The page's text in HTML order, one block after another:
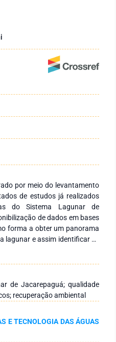
por meio do levantamento
de estudos já realizados
do Sistema Lagunar de
de dados em bases
forma a obter um panorama
lagunar e assim identificar as
nesse ecossistema.
parâmetros hidroquímicos
os autores destacaram a
do monitoramento
responsável, pois existem
monitoramentos, dificultando
dos resultados. Através da
estudo, foi possível identificar
de Jacarepaguá; qualidade
recuperação ambiental
E TECNOLOGIA DAS ÁGUAS